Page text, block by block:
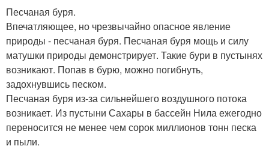
Песчаная буря.
Впечатляющее, но чрезвычайно опасное явление
природы - песчаная буря. Песчаная буря мощь и силу
матушки природы демонстрирует. Такие бури в пустынях
возникают. Попав в бурю, можно погибнуть,
задохнувшись песком.
Песчаная буря из-за сильнейшего воздушного потока
возникает. Из пустыни Сахары в бассейн Нила ежегодно
переносится не менее чем сорок миллионов тонн песка
и пыли.